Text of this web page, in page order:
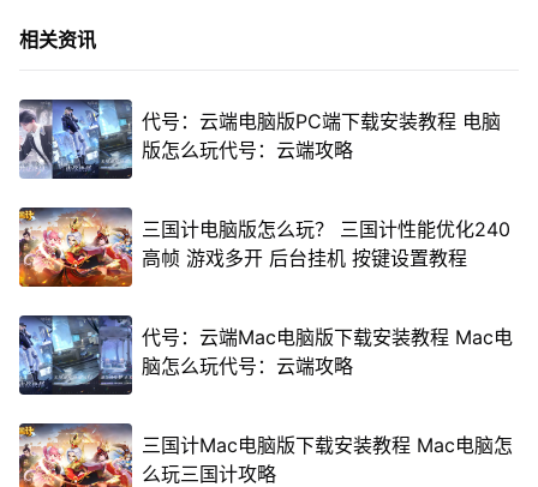
相关资讯
代号：云端电脑版PC端下载安装教程 电脑
版怎么玩代号：云端攻略
三国计电脑版怎么玩？ 三国计性能优化240
高帧 游戏多开 后台挂机 按键设置教程
代号：云端Mac电脑版下载安装教程 Mac电
脑怎么玩代号：云端攻略
三国计Mac电脑版下载安装教程 Mac电脑怎
么玩三国计攻略